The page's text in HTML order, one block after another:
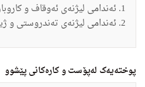
ئەندامی لیژنەی ئەوقاف و
ئەندامی لیژنەی تەندروستی و
پوختەیەک لەپۆست و کارەکانی پێشوو